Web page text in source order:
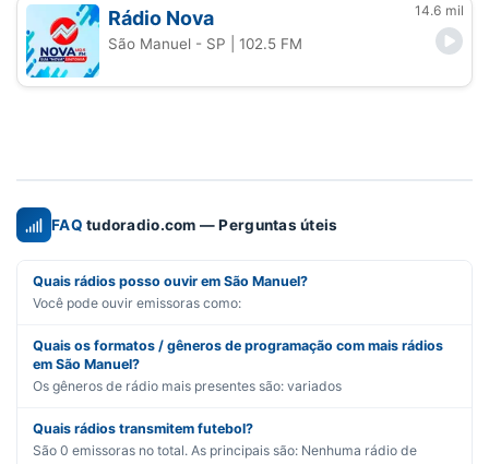
Rádio Nova 14.6 mil
São Manuel - SP | 102.5 FM
FAQ tudoradio.com — Perguntas úteis
Quais rádios posso ouvir em São Manuel?
Você pode ouvir emissoras como:
Quais os formatos / gêneros de programação com mais rádios
em São Manuel?
Os gêneros de rádio mais presentes são: variados
Quais rádios transmitem futebol?
São 0 emissoras no total. As principais são: Nenhuma rádio de